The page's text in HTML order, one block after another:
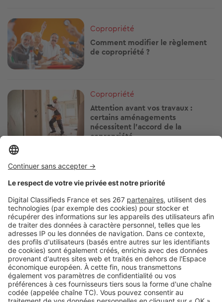
Image
Copropriété
Comment modifier le règlement
de copropriété ?
Image
Copropriété
Attention avant vos travaux :
certains aménagements
nécessitent l'accord de la
copropriété
Image
Clim sans autorisation en
copropriété : démontage, justice,
sanctions… ce qui peut arriver
Image
Copropriété
Charges de chauffage : ce que les
copropriétés n'ont pas le droit de
faire